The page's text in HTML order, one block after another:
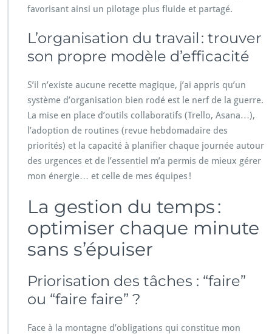
favorisant ainsi un pilotage plus fluide et partagé.
L’organisation du travail : trouver
son propre modèle d’efficacité
S’il n’existe aucune recette magique, j’ai appris qu’un
système d’organisation bien rodé est le nerf de la guerre.
La mise en place d’outils collaboratifs (Trello, Asana…),
l’adoption de routines (revue hebdomadaire des
priorités) et la capacité à planifier chaque journée autour
des urgences et de l’essentiel m’a permis de mieux gérer
mon énergie… et celle de mes équipes !
La gestion du temps :
optimiser chaque minute
sans s’épuiser
Priorisation des tâches : “faire”
ou “faire faire” ?
Face à la montagne d’obligations qui constitue mon